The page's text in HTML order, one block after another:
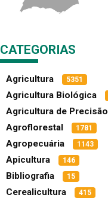
CATEGORIAS
Agricultura 5351
Agricultura Biológica
Agricultura de Precisão
Agroflorestal 1781
Agropecuária 1143
Apicultura 146
Bibliografia 15
Cerealicultura 415